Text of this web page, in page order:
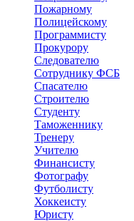
Пожарному
Полицейскому
Программисту
Прокурору
Следователю
Сотруднику ФСБ
Спасателю
Строителю
Студенту
Таможеннику
Тренеру
Учителю
Финансисту
Фотографу
Футболисту
Хоккеисту
Юристу